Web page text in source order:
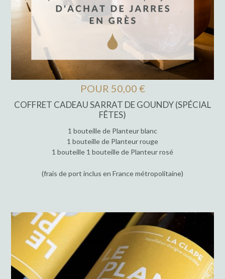
POUR 50,00 €
COFFRET CADEAU SARRAT DE GOUNDY (SPÉCIAL
FÊTES)
1 bouteille de Planteur blanc
1 bouteille de Planteur rouge
1 bouteille 1 bouteille de Planteur rosé
(frais de port inclus en France métropolitaine)